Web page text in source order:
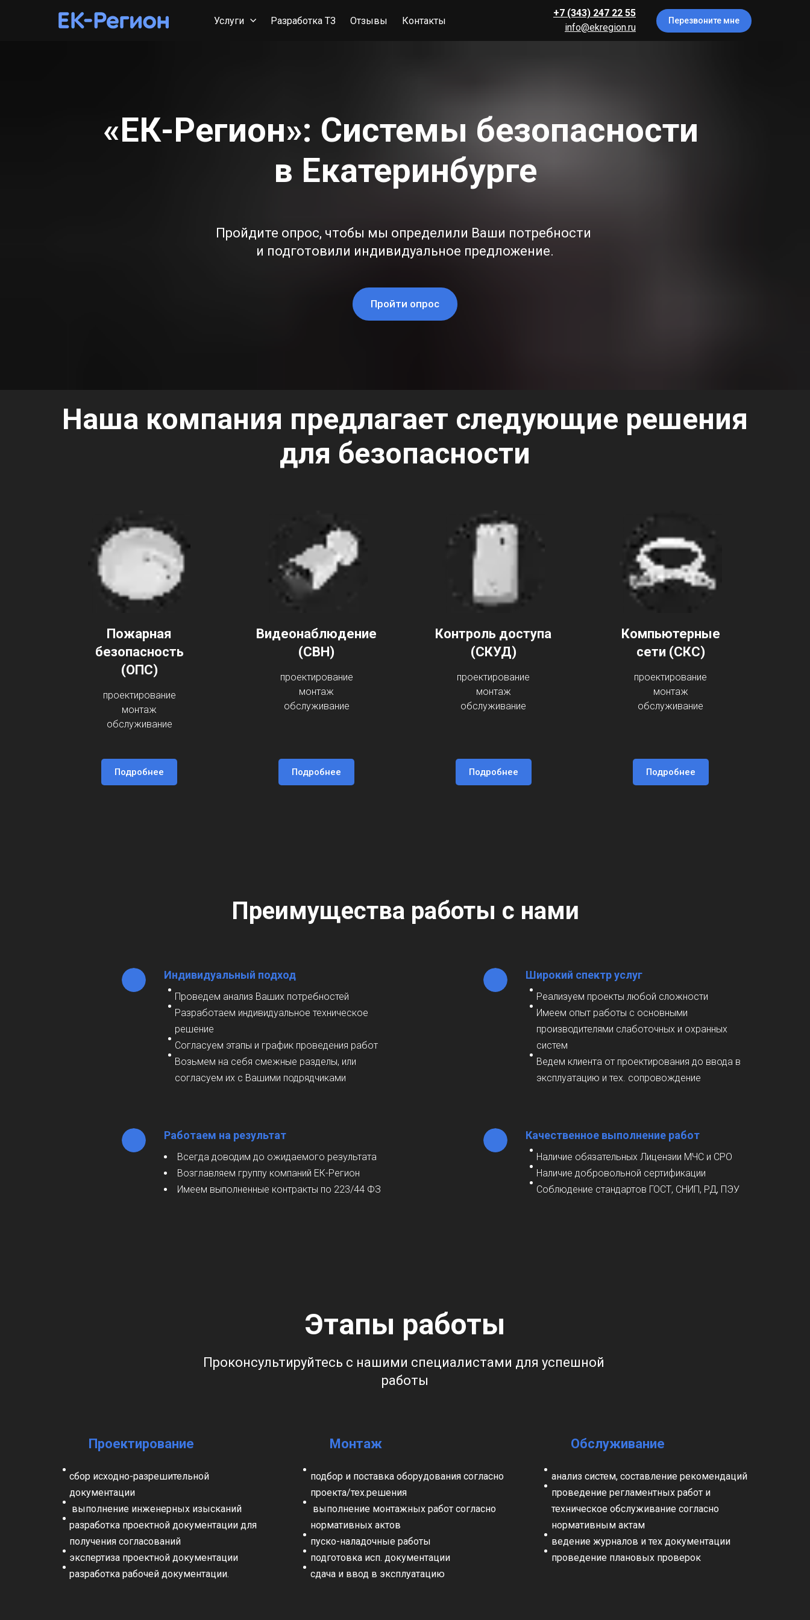
Услуги Разработка ТЗ Отзывы Контакты
+7 (343) 247 22 55
info@ekregion.ru
Перезвоните мне
«ЕК-Регион»: Системы безопасности
в Екатеринбурге
Пройдите опрос, чтобы мы определили Ваши потребности
и подготовили индивидуальное предложение.
Пройти опрос
Пожарная
безопасность
(ОПС)
проектирование
монтаж
обслуживание
Подробнее
Видеонаблюдение
(СВН)
проектирование
монтаж
обслуживание
Подробнее
Контроль доступа
(СКУД)
проектирование
монтаж
обслуживание
Подробнее
Компьютерные
сети (СКС)
проектирование
монтаж
обслуживание
Подробнее
Наша компания предлагает следующие решения
для безопасности
Преимущества работы с нами
Индивидуальный подход
Проведем анализ Ваших потребностей
Разработаем индивидуальное техническое
решение
Согласуем этапы и график проведения работ
Возьмем на себя смежные разделы, или
согласуем их с Вашими подрядчиками
Широкий спектр услуг
Реализуем проекты любой сложности
Имеем опыт работы с основными
производителями слаботочных и охранных
систем
Ведем клиента от проектирования до ввода в
эксплуатацию и тех. сопровождение
Работаем на результат
Всегда доводим до ожидаемого результата
Возглавляем группу компаний ЕК-Регион
Имеем выполненные контракты по 223/44 ФЗ
Качественное выполнение работ
Наличие обязательных Лицензии МЧС и СРО
Наличие добровольной сертификации
Соблюдение стандартов ГОСТ, СНИП, РД, ПЭУ
Этапы работы
Проконсультируйтесь с нашими специалистами для успешной
работы
Проектирование
сбор исходно-разрешительной
документации
выполнение инженерных изысканий
разработка проектной документации для
получения согласований
экспертиза проектной документации
разработка рабочей документации.
Монтаж
подбор и поставка оборудования согласно
проекта/тех.решения
выполнение монтажных работ согласно
нормативных актов
пуско-наладочные работы
подготовка исп. документации
сдача и ввод в эксплуатацию
Обслуживание
анализ систем, составление рекомендаций
проведение регламентных работ и
техническое обслуживание согласно
нормативным актам
ведение журналов и тех документации
проведение плановых проверок